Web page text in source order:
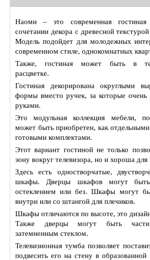
Наоми – это современная гостиная
сочетании декора с древесной
Модель подойдет для молодежных
современном стиле, однокомнатных
Также, гостиная может быть в
расцветке.
Гостиная декорирована округлыми
формы вместо ручек, за которые очень
руками.
Это модульная коллекция мебели,
может быть приобретен, как
готовыми комплектами.
Этот вариант гостиной не только
зону вокруг телевизора, но и хороша
Здесь есть одностворчатые,
шкафы. Дверцы шкафов могут
остеклением или без. Шкафы могут
внутри или со штангой для плечиков.
Шкафы отличаются по высоте, это
Также дверцы могут быть
затемненным стеклом.
Телевизионная тумба позволяет
подвесить его на стену в